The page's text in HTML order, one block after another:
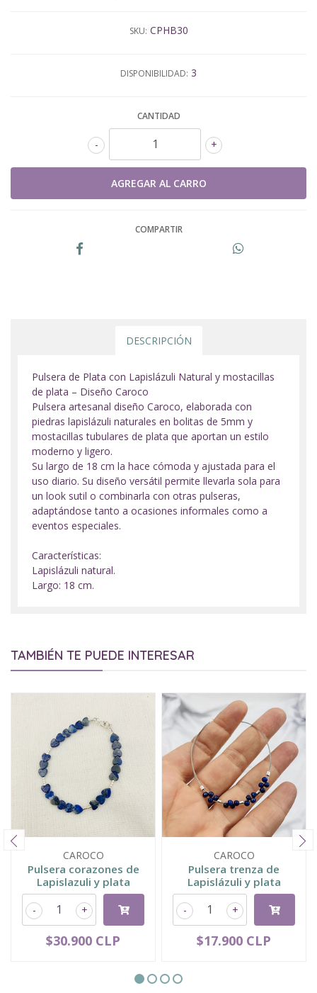
SKU: CPHB30
DISPONIBILIDAD: 3
CANTIDAD
+
-
COMPARTIR
DESCRIPCIÓN
Pulsera de Plata con Lapislázuli Natural y mostacillas
de plata – Diseño Caroco
Pulsera artesanal diseño Caroco, elaborada con
piedras lapislázuli naturales en bolitas de 5mm y
mostacillas tubulares de plata que aportan un estilo
moderno y ligero.
Su largo de 18 cm la hace cómoda y ajustada para el
uso diario. Su diseño versátil permite llevarla sola para
un look sutil o combinarla con otras pulseras,
adaptándose tanto a ocasiones informales como a
eventos especiales.
Características:
Lapislázuli natural.
Largo: 18 cm.
TAMBIÉN TE PUEDE INTERESAR
CAROCO
Pulsera corazones de
Lapislazuli y plata
+
-
$30.900 CLP
CAROCO
Pulsera trenza de
Lapislázuli y plata
+
-
$17.900 CLP